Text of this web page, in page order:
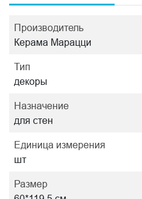
Производитель
Керама Марацци
Тип
декоры
Назначение
для стен
Единица измерения
шт
Размер